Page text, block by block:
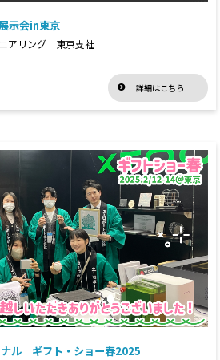
示会in東京
アリング 東京支社
詳細はこちら
ル ギフト・ショー春2025